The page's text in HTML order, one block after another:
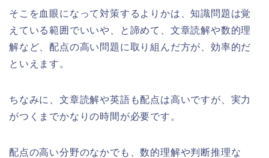
そこを血眼になって対策するよりかは、知識問題は覚
えている範囲でいいや、と諦めて、文章読解や数的理
解など、配点の高い問題に取り組んだ方が、効率的だ
といえます。
ちなみに、文章読解や英語も配点は高いですが、実力
がつくまでかなりの時間が必要です。
配点の高い分野のなかでも、数的理解や判断推理な